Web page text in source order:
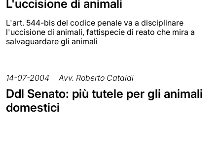
L'uccisione di animali
L'art. 544-bis del codice penale va a disciplinare
l'uccisione di animali, fattispecie di reato che mira a
salvaguardare gli animali
14-07-2004 Avv. Roberto Cataldi
Ddl Senato: più tutele per gli animali
domestici